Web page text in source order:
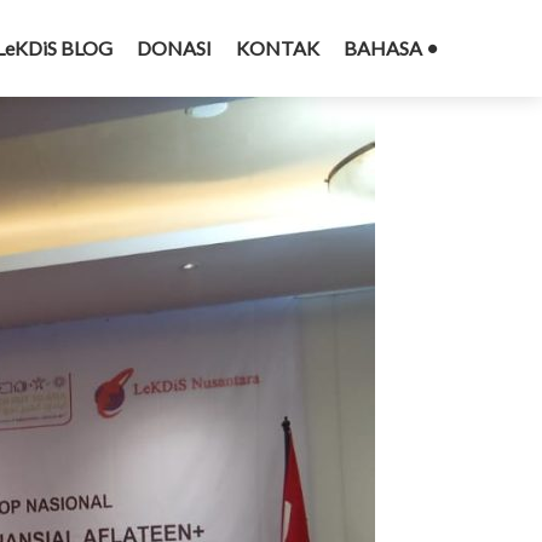
BLOG DONASI KONTAK BAHASA